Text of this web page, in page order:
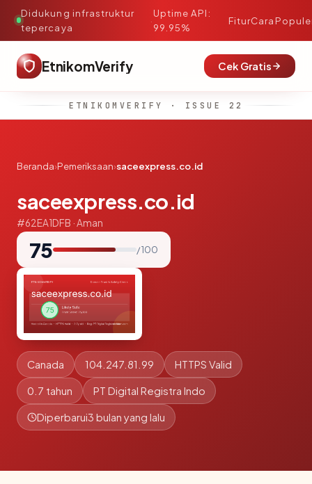
Didukung infrastruktur
tepercaya
·
Uptime API:
99.95%
FiturCara
EtnikomVerify Cek Gratis
ETNIKOMVERIFY · ISSUE 22
Beranda›Pemeriksaan›saceexpress.co.id
saceexpress.co.id
#62EA1DFB · Aman
75 / 100
Canada 104.247.81.99 HTTPS Valid
0.7 tahun PT Digital Registra Indo
Diperbarui3 bulan yang lalu